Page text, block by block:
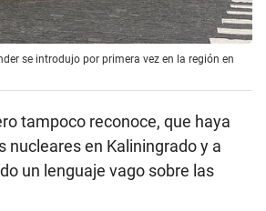
se introdujo por primera vez en la región en
tampoco reconoce, que haya
nucleares en Kaliningrado y a
un lenguaje vago sobre las